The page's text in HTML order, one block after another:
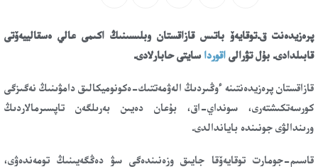
پرەزيدەنت ق.توقايەۆ باتىس قازاقستان وبلىسىنىڭ اكىمى عالي ەسقالييەۆتى
قابىلدادى. بۇل تۋرالى اقوردا سايتى حابارلادى.
قازاقستان پرەزيدەنتىنە ءوڭىردىڭ الەۋمەتتىك-ەكونوميكالىق دامۋىنىڭ نەگىزگى
كورسەتكىشتەرى، سونداي-اق، بۇعان دەيىن بەرىلگەن تاپسىرمالاردىڭ
ورىندالۋى جونىندە باياندالدى.
قاسىم-جومارت توقايەۆقا جايىق وزەنىندەگى سۋ دەڭگەيىنىڭ تومەندەۋى،